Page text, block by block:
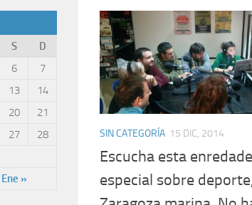
SIN CATEGORÍA 15 DIC, 2014
Escucha esta
especial sobre
S D
Ene »
6
7
13
14
20
21
27
28